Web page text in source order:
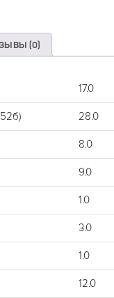
(0)
17.0
28.0
8.0
9.0
1.0
3.0
1.0
12.0